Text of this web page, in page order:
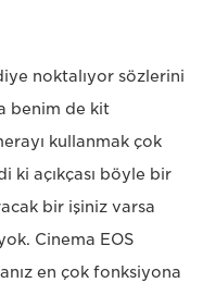
noktalıyor sözlerini
benim de kit
kullanmak çok
ki açıkçası böyle bir
bir işiniz varsa
Cinema EOS
en çok fonksiyona